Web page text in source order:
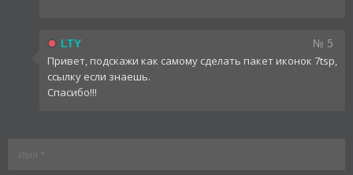
LTY № 5
Привет, подскажи как самому сделать пакет иконок 7tsp,
ссылку если знаешь.
Спасибо!!!